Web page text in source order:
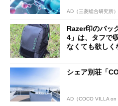
AD（三菱総合研究所）
Razer印のバッ
4」は、タフで
なくても欲しく
シェア別荘「
AD（COCO VILLA on